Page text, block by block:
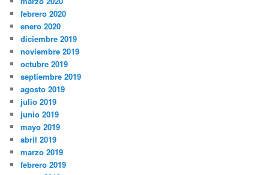
febrero 2020
enero 2020
diciembre 2019
noviembre 2019
octubre 2019
septiembre 2019
agosto 2019
julio 2019
junio 2019
mayo 2019
abril 2019
marzo 2019
febrero 2019